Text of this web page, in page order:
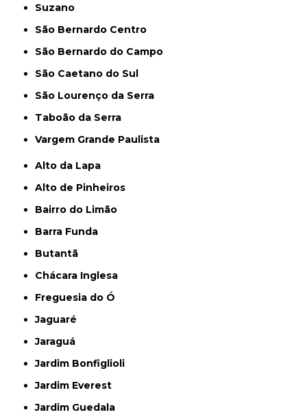
Suzano
São Bernardo Centro
São Bernardo do Campo
São Caetano do Sul
São Lourenço da Serra
Taboão da Serra
Vargem Grande Paulista
Alto da Lapa
Alto de Pinheiros
Bairro do Limão
Barra Funda
Butantã
Chácara Inglesa
Freguesia do Ó
Jaguaré
Jaraguá
Jardim Bonfiglioli
Jardim Everest
Jardim Guedala